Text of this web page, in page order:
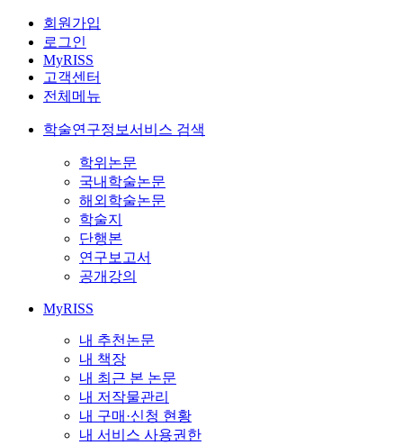
회원가입
로그인
MyRISS
고객센터
전체메뉴
학술연구정보서비스 검색
학위논문
국내학술논문
해외학술논문
학술지
단행본
연구보고서
공개강의
MyRISS
내 추천논문
내 책장
내 최근 본 논문
내 저작물관리
내 구매·신청 현황
내 서비스 사용권한